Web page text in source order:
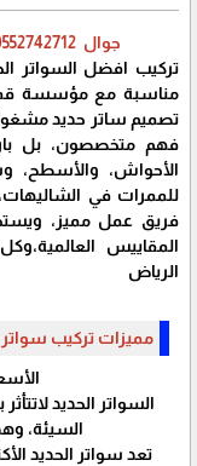
جوال 0552742712
تركيب افضل السواتر
مناسبة مع مؤسسة قمه
تصميم ساتر حديد
فهم متخصصون، بل
الأحواش، والأسطح،
للممرات في
فريق عمل مميز،
المقاييس
الرياض
مميزات تركيب
السواتر الحديد
السيئة،
تعد سواتر الحديد